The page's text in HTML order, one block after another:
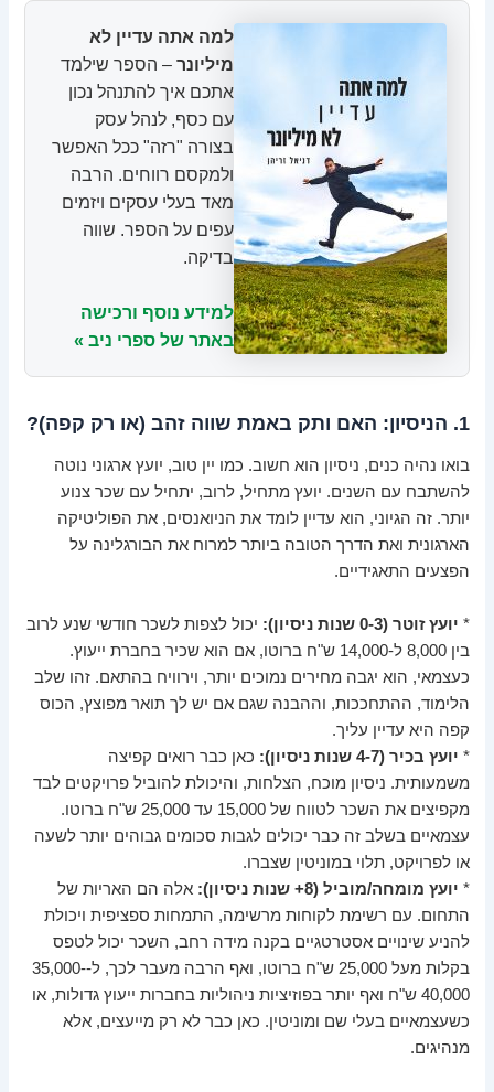
למה אתה עדיין לא
מיליונר – הספר שילמד
אתכם איך להתנהל נכון
עם כסף, לנהל עסק
בצורה "רזה" ככל האפשר
ולמקסם רווחים. הרבה
מאד בעלי עסקים ויזמים
עפים על הספר. שווה
בדיקה.
למידע נוסף ורכישה
באתר של ספרי ניב »
1. הניסיון: האם ותק באמת שווה זהב (או רק קפה)?
בואו נהיה כנים, ניסיון הוא חשוב. כמו יין טוב, יועץ ארגוני נוטה
להשתבח עם השנים. יועץ מתחיל, לרוב, יתחיל עם שכר צנוע
יותר. זה הגיוני, הוא עדיין לומד את הניואנסים, את הפוליטיקה
הארגונית ואת הדרך הטובה ביותר למרוח את הבורגלינה על
הפצעים התאגידיים.
* יועץ זוטר (0-3 שנות ניסיון):
יכול לצפות לשכר חודשי שנע לרוב
בין 8,000 ל-14,000 ש"ח ברוטו, אם הוא שכיר בחברת ייעוץ.
כעצמאי, הוא יגבה מחירים נמוכים יותר, וירוויח בהתאם. זהו שלב
הלימוד, ההתחככות, וההבנה שגם אם יש לך תואר מפוצץ, הכוס
קפה היא עדיין עליך.
* יועץ בכיר (4-7 שנות ניסיון):
כאן כבר רואים קפיצה
משמעותית. ניסיון מוכח, הצלחות, והיכולת להוביל פרויקטים לבד
מקפיצים את השכר לטווח של 15,000 עד 25,000 ש"ח ברוטו.
עצמאיים בשלב זה כבר יכולים לגבות סכומים גבוהים יותר לשעה
או לפרויקט, תלוי במוניטין שצברו.
* יועץ מומחה/מוביל (8+ שנות ניסיון):
אלה הם האריות של
התחום. עם רשימת לקוחות מרשימה, התמחות ספציפית ויכולת
להניע שינויים אסטרטגיים בקנה מידה רחב, השכר יכול לטפס
בקלות מעל 25,000 ש"ח ברוטו, ואף הרבה מעבר לכך, ל-35,000-
40,000 ש"ח ואף יותר בפוזיציות ניהוליות בחברות ייעוץ גדולות, או
כשעצמאיים בעלי שם ומוניטין. כאן כבר לא רק מייעצים, אלא
מנהיגים.